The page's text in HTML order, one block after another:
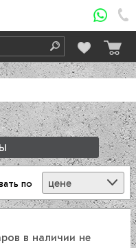
по цене
в наличии не